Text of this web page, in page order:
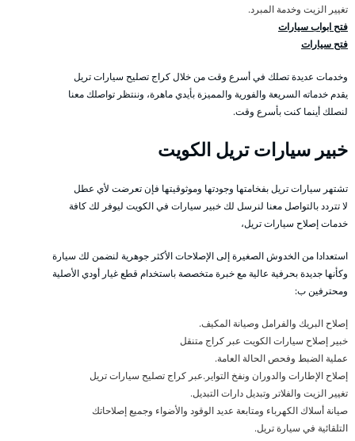
تغيير الزيت وخدمة المبرد.
فتح ابواب سيارات
فتح سيارات
وخدمات عديدة تصلك في أسرع وقت من خلال كراج تصليح سيارات تريل
يقدم خدماته السريعة والفورية والمميزة بأيدي ماهرة، وننتظر تواصلك معنا
لنصلك أينما كنت بأسرع وقت.
خبير سيارات تريل الكويت
تشتهر سيارات تريل بفخامتها وجودتها وموثوقيتها فإن تعرضت لأي عطل
لا تتردد بالتواصل معنا لنرسل لك خبير سيارات في الكويت ليوفر لك كافة
خدمات إصلاح سيارات تريل،
استعدادا من الخدوش الصغيرة إلى الإصلاحات الأكثر جوهرية لنضمن لك سيارة
وكأنها جديدة بحرفية عالية مع خبرة متخصصة باستخدام قطع غيار أودي الأصلية
ومحترفين ب:
إصلاح البريك والفرامل وصيانة المكيف.
خبير إصلاح سيارات الكويت عبر كراج متنقل
عملية الضبط وفحص الحالة العامة.
إصلاح الإطارات والدوران ونفخ التواير.عبر كراج تصليح سيارات تريل
تغيير الزيت والفلاتر وتبديل دارات التبديل.
صيانة أسلاك الكهرباء ومتابعة عديد الوقود والأضواء وجميع إصلاحاتك
التلقائية في سيارة تريل.